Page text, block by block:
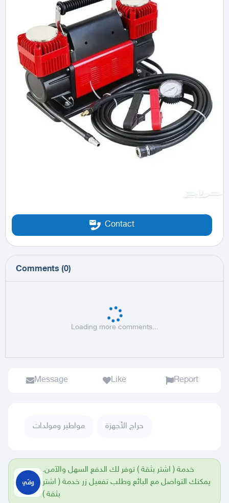
Contact
Comments (0)
Loading more comments...
Message Like Report
مواطير ومولدات حراج الأجهزة
خدمة ( اشتر بثقة ) توفر لك الدفع السهل والآمن.
يمكنك التواصل مع البائع وطلب تفعيل زر خدمة ( اشتر
بثقة )